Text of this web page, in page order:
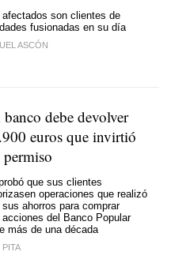
afectados son clientes de
fusionadas en su día
ASCÓN
debe devolver
euros que invirtió
permiso
que sus clientes
operaciones que realizó
ahorros para comprar
acciones del Banco Popular
más de una década
PITA